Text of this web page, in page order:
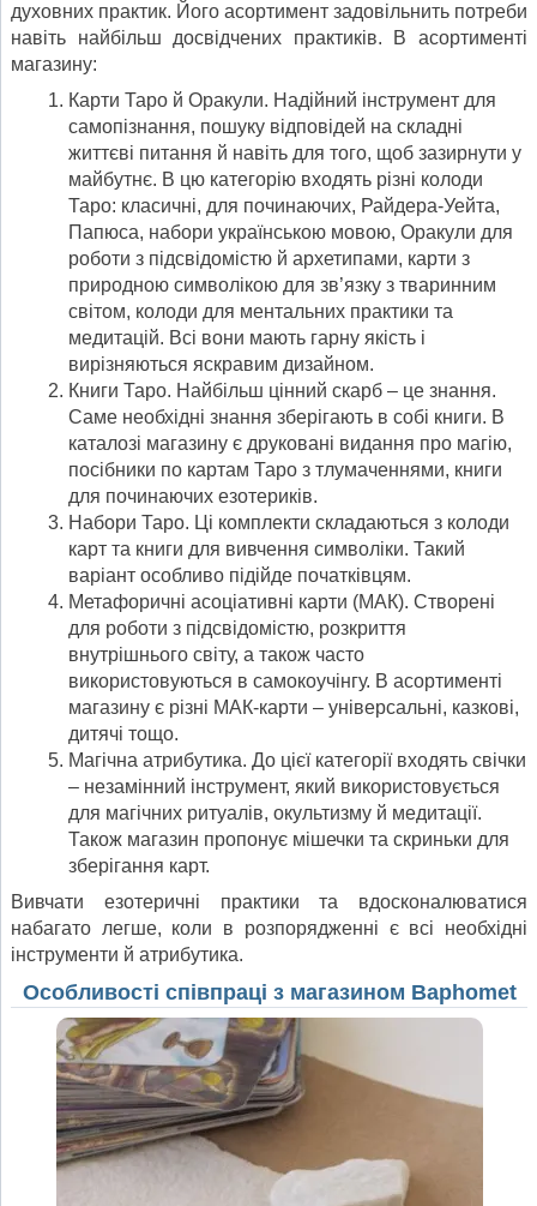
духовних практик. Його асортимент задовільнить потреби
навіть найбільш досвідчених практиків. В асортименті
магазину:
Карти Таро й Оракули. Надійний інструмент для
самопізнання, пошуку відповідей на складні
життєві питання й навіть для того, щоб зазирнути у
майбутнє. В цю категорію входять різні колоди
Таро: класичні, для починаючих, Райдера-Уейта,
Папюса, набори українською мовою, Оракули для
роботи з підсвідомістю й архетипами, карти з
природною символікою для зв’язку з тваринним
світом, колоди для ментальних практики та
медитацій. Всі вони мають гарну якість і
вирізняються яскравим дизайном.
Книги Таро. Найбільш цінний скарб – це знання.
Саме необхідні знання зберігають в собі книги. В
каталозі магазину є друковані видання про магію,
посібники по картам Таро з тлумаченнями, книги
для починаючих езотериків.
Набори Таро. Ці комплекти складаються з колоди
карт та книги для вивчення символіки. Такий
варіант особливо підійде початківцям.
Метафоричні асоціативні карти (МАК). Створені
для роботи з підсвідомістю, розкриття
внутрішнього світу, а також часто
використовуються в самокоучінгу. В асортименті
магазину є різні МАК-карти – універсальні, казкові,
дитячі тощо.
Магічна атрибутика. До цієї категорії входять свічки
– незамінний інструмент, який використовується
для магічних ритуалів, окультизму й медитації.
Також магазин пропонує мішечки та скриньки для
зберігання карт.
Вивчати езотеричні практики та вдосконалюватися
набагато легше, коли в розпорядженні є всі необхідні
інструменти й атрибутика.
Особливості співпраці з магазином Baphomet